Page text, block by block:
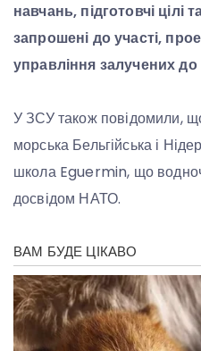
навчань, підготовчі цілі
запрошені до участі,
управління залучених
У ЗСУ також повідомили,
морська Бельгійська і
школа Eguermin, що
досвідом НАТО.